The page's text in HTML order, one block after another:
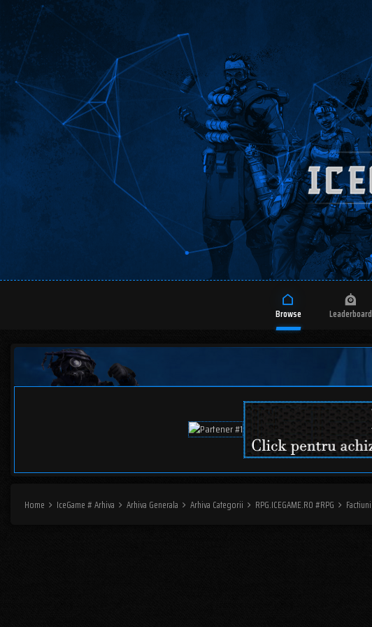
Browse Leaderboard
Home IceGame # Arhiva Arhiva Generala Arhiva Categorii RPG.ICEGAME.RO #RPG Factiuni